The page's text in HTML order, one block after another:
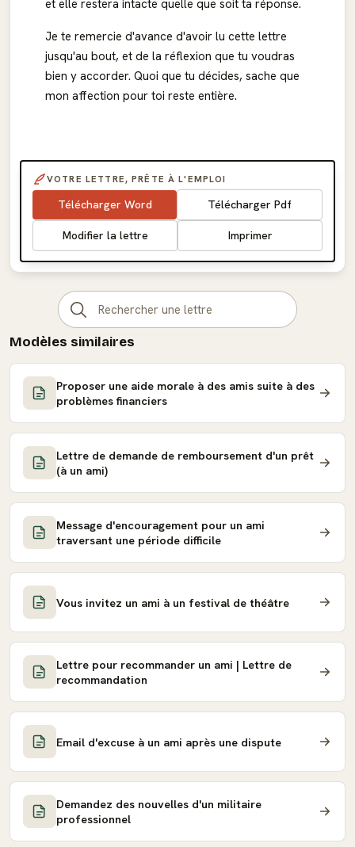
et elle restera intacte quelle que soit ta réponse.
Je te remercie d'avance d'avoir lu cette lettre
jusqu'au bout, et de la réflexion que tu voudras
bien y accorder. Quoi que tu décides, sache que
mon affection pour toi reste entière.
VOTRE LETTRE, PRÊTE À L'EMPLOI
Télécharger Word Télécharger Pdf
Modifier la lettre Imprimer
Modèles similaires
Proposer une aide morale à des amis suite à des
problèmes financiers
Lettre de demande de remboursement d'un prêt
(à un ami)
Message d'encouragement pour un ami
traversant une période difficile
Vous invitez un ami à un festival de théâtre
Lettre pour recommander un ami | Lettre de
recommandation
Email d'excuse à un ami après une dispute
Demandez des nouvelles d'un militaire
professionnel